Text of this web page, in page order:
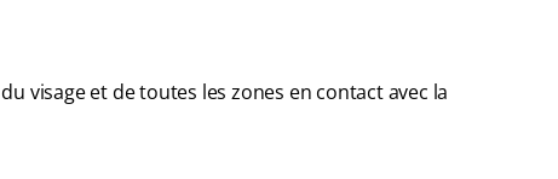
visage et de toutes les zones en contact avec la